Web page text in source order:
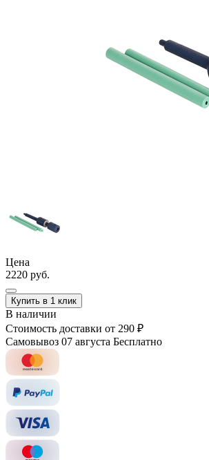
Цена
2220 руб.
Купить в 1 клик
В наличии
Стоимость доставки от 290 ₽
Самовывоз 07 августа Бесплатно